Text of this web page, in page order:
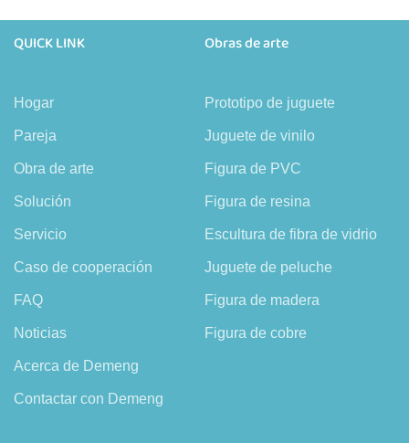
QUICK LINK
Hogar
Pareja
Obra de arte
Solución
Servicio
Caso de cooperación
FAQ
Noticias
Acerca de Demeng
Contactar con Demeng
Obras de arte
Prototipo de juguete
Juguete de vinilo
Figura de PVC
Figura de resina
Escultura de fibra de vidrio
Juguete de peluche
Figura de madera
Figura de cobre